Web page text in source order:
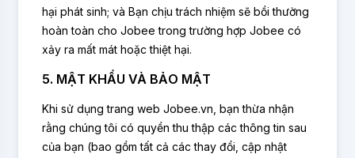
hại phát sinh; và Bạn chịu trách nhiệm sẽ bồi thường
hoàn toàn cho Jobee trong trường hợp Jobee có
xảy ra mất mát hoặc thiệt hại.
5. MẬT KHẨU VÀ BẢO MẬT
Khi sử dụng trang web Jobee.vn, bạn thừa nhận
rằng chúng tôi có quyền thu thập các thông tin sau
của bạn (bao gồm tất cả các thay đổi, cập nhật